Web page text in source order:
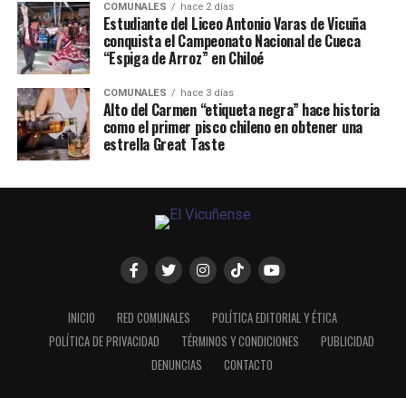
COMUNALES hace 2 días
Estudiante del Liceo Antonio Varas de Vicuña
conquista el Campeonato Nacional de Cueca
“Espiga de Arroz” en Chiloé
COMUNALES hace 3 días
Alto del Carmen “etiqueta negra” hace historia
como el primer pisco chileno en obtener una
estrella Great Taste
INICIO RED COMUNALES
POLÍTICA EDITORIAL Y ÉTICA
POLÍTICA DE PRIVACIDAD
TÉRMINOS Y CONDICIONES
PUBLICIDAD
DENUNCIAS
CONTACTO